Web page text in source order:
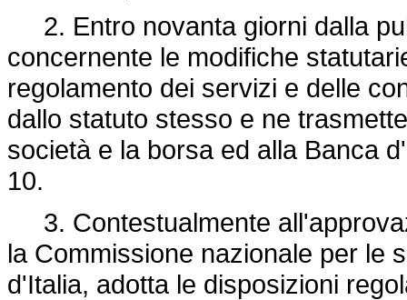
2. Entro novanta giorni dalla
concernente le modifiche
regolamento dei servizi e delle
dallo statuto stesso e ne
società e la borsa ed alla Banca
10.
3. Contestualmente
la Commissione nazionale per le
d'Italia, adotta le disposizioni